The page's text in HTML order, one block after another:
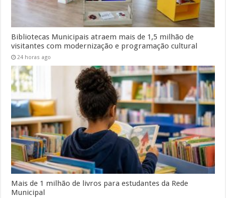
Bibliotecas Municipais atraem mais de 1,5 milhão de
visitantes com modernização e programação cultural
24 horas ago
Mais de 1 milhão de livros para estudantes da Rede
Municipal